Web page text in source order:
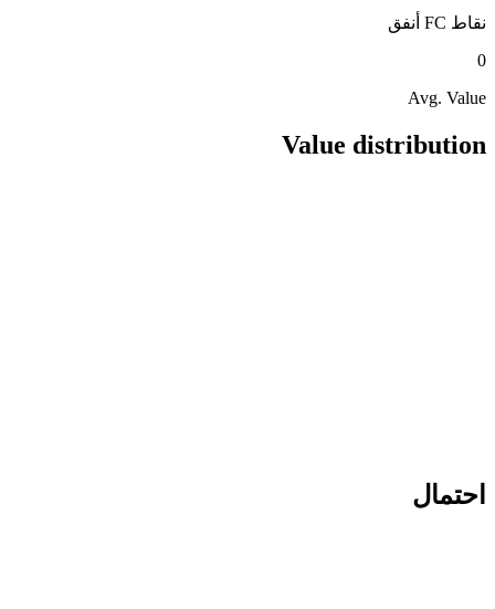
نقاط FC
أنفق
0
Avg. Value
Value distribution
احتمال